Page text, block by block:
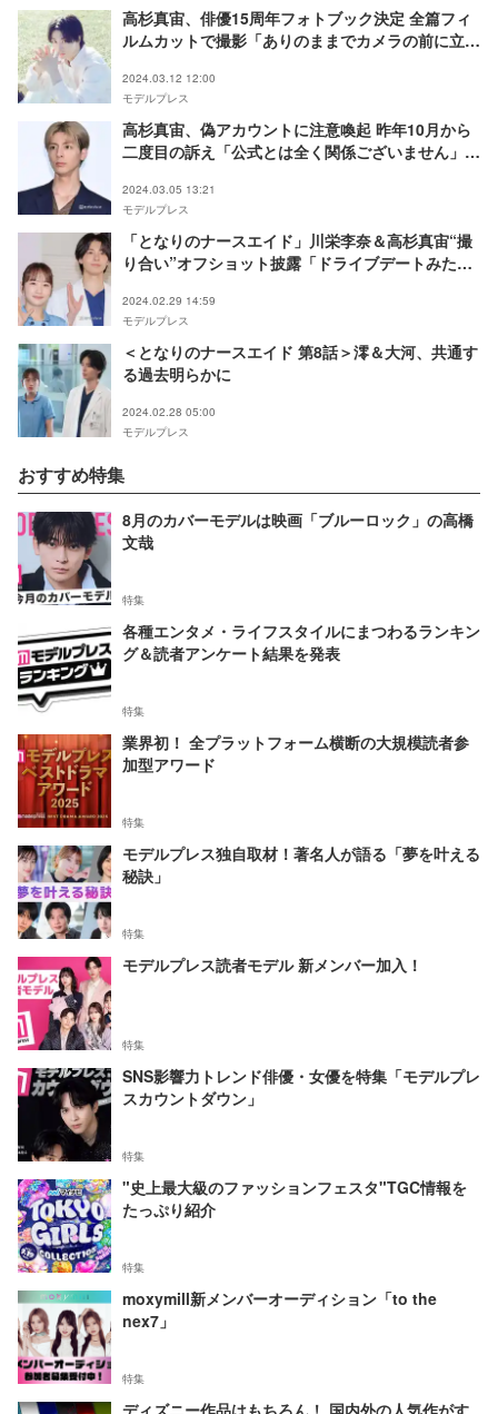
高杉真宙、俳優15周年フォトブック決定 全篇フィ
ルムカットで撮影「ありのままでカメラの前に立ち
2024.03.12 12:00
モデルプレス
高杉真宙、偽アカウントに注意喚起 昨年10月から
二度目の訴え「公式とは全く関係ございません」＜
2024.03.05 13:21
モデルプレス
「となりのナースエイド」川栄李奈＆高杉真宙“撮
り合い”オフショット披露「ドライブデートみた
2024.02.29 14:59
モデルプレス
＜となりのナースエイド 第8話＞澪＆大河、共通す
る過去明らかに
2024.02.28 05:00
モデルプレス
おすすめ特集
8月のカバーモデルは映画「ブルーロック」の高橋
文哉
特集
各種エンタメ・ライフスタイルにまつわるランキン
グ＆読者アンケート結果を発表
特集
業界初！ 全プラットフォーム横断の大規模読者参
加型アワード
特集
モデルプレス独自取材！著名人が語る「夢を叶える
秘訣」
特集
モデルプレス読者モデル 新メンバー加入！
特集
SNS影響力トレンド俳優・女優を特集「モデルプレ
スカウントダウン」
特集
"史上最大級のファッションフェスタ"TGC情報を
たっぷり紹介
特集
moxymill新メンバーオーディション「to the
nex7」
特集